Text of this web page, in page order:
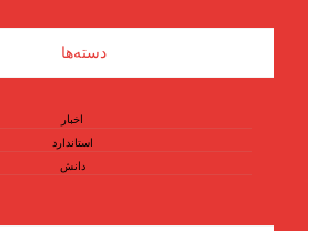
دسته‌ها
اخبار
استاندارد
دانش